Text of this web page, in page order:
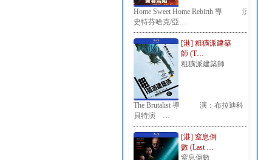
Home Sweet Home Rebirth 導 演：
史特芬哈克/亞…
[港] 粗獷派建築
師 (T…
粗獷派建築師
The Brutalist 導 演：布拉迪科
貝特演 …
[港] 窒息倒
數 (Last …
窒息倒數